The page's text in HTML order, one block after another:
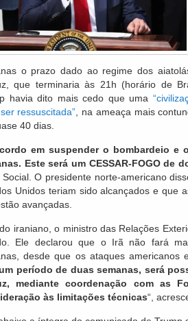
o prazo dado ao regime dos
que terminaria às 21h (horário de
havia dito mais cedo que uma
ressuscitada” , na ameaça mais
40 dias.
em suspender o bombardeio
Este será um CESSAR-FOGO de
Social. O presidente norte-americano
Unidos teriam sido alcançados e que
avançadas.
iraniano, o ministro das Relações
Ele declarou que o Irã não fará
desde que os ataques americanos
período de duas semanas, será
mediante coordenação com as
às limitações técnicas“,